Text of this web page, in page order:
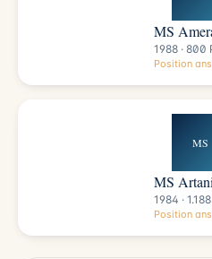
MS
1988 · 800
Position
MS
MS
1984 ·
Position